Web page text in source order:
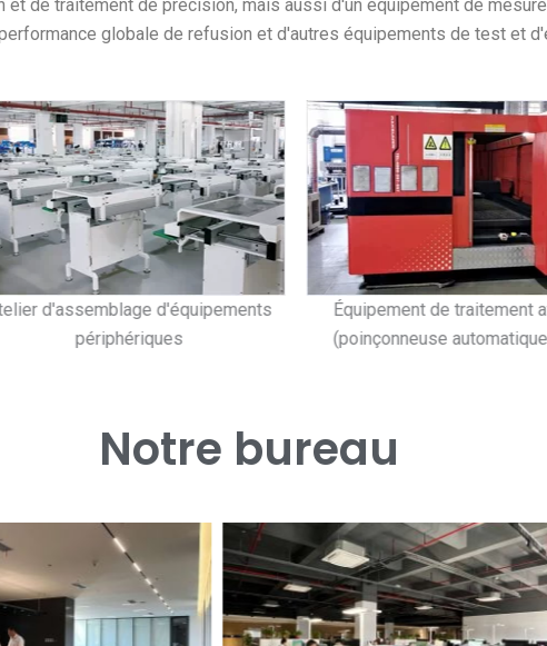
d'équipements
périphériques
Équipement de traitement avancé
(poinçonneuse automatique CNC)